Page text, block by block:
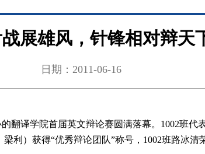
展雄风，针锋相对辩天
日期：2011-06-16
翻译学院首届英文辩论赛圆满落幕。1002班代
利）获得“优秀辩论团队”称号，1002班路冰清